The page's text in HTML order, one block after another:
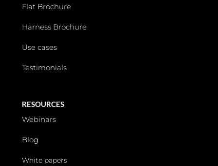
Flat Brochure
Harness Brochure
Use cases
Testimonials
RESOURCES
Webinars
Blog
White papers